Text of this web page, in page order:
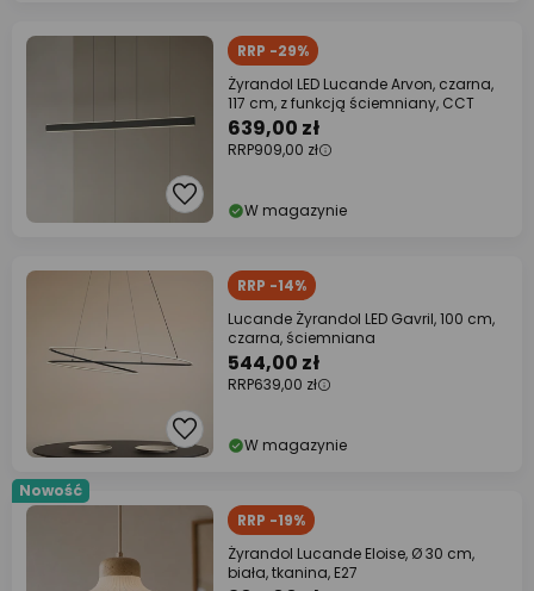
RRP -29%
Żyrandol LED Lucande Arvon, czarna,
117 cm, z funkcją ściemniany, CCT
639,00 zł
RRP909,00 zł
W magazynie
RRP -14%
Lucande Żyrandol LED Gavril, 100 cm,
czarna, ściemniana
544,00 zł
RRP639,00 zł
W magazynie
Nowość
RRP -19%
Żyrandol Lucande Eloise, Ø 30 cm,
biała, tkanina, E27